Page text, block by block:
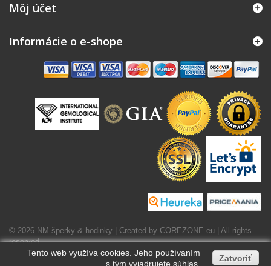
© 2026 NM šperky & hodinky | Created by COREZONE.eu | All rights
reserved.
Môj účet
Informácie o e-shope
Tento web využíva cookies. Jeho používaním
s tým vyjadrujete súhlas.
Zatvoriť